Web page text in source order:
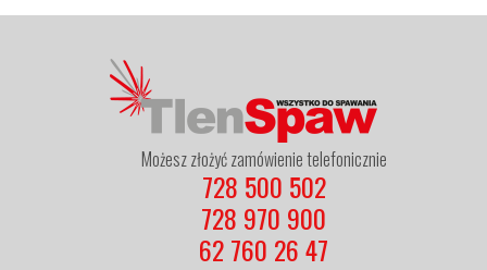
Możesz złożyć zamówienie telefonicznie
728 500 502
728 970 900
62 760 26 47